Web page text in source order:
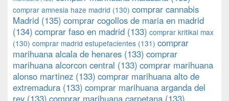
comprar amnesia haze madrid (130) comprar cannabis
Madrid (135) comprar cogollos de maria en madrid
(134) comprar faso en madrid (133) comprar kritikal max
(130) comprar madrid estupefacientes (131) comprar
marihuana alcala de henares (133) comprar
marihuana alcorcon central (133) comprar marihuana
alonso martinez (133) comprar marihuana alto de
extremadura (133) comprar marihuana arganda del